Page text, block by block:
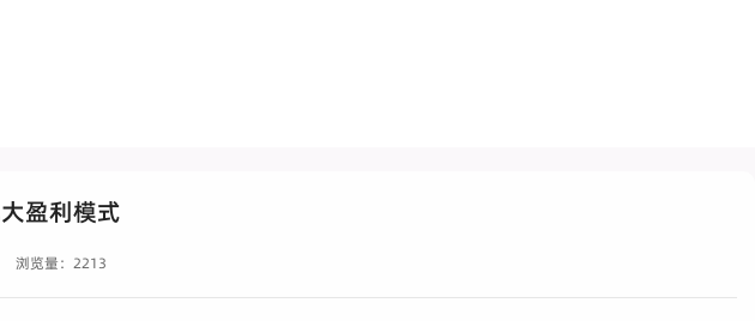
盈利模式
浏览量：2213